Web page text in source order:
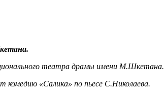
театра драмы имени М.Шкетана.
«Салика» по пьесе С.Николаева.